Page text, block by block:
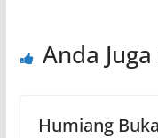
Anda
Humiang